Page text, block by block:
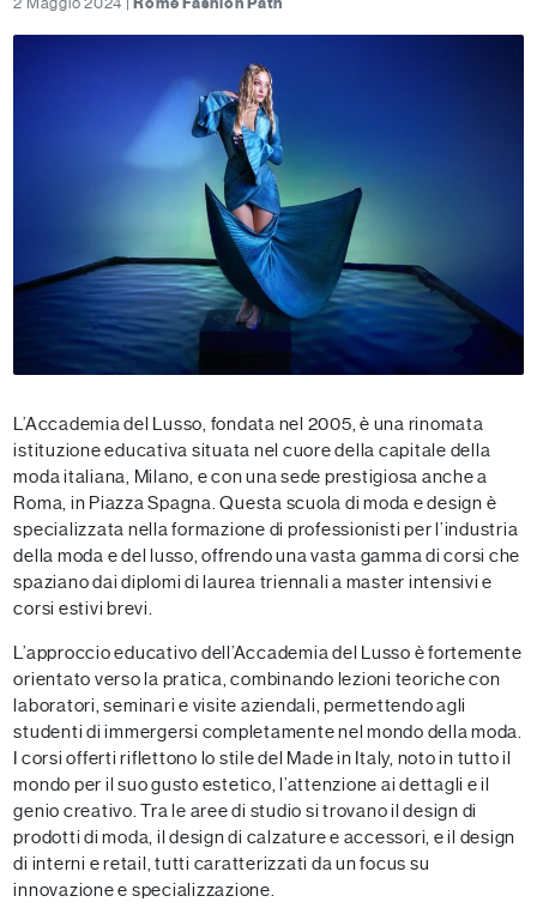
Rome Fashion Path
L’Accademia del Lusso, fondata nel 2005, è una rinomata
istituzione educativa situata nel cuore della capitale della
moda italiana, Milano, e con una sede prestigiosa anche a
Roma, in Piazza Spagna. Questa scuola di moda e design è
specializzata nella formazione di professionisti per l’industria
della moda e del lusso, offrendo una vasta gamma di corsi che
spaziano dai diplomi di laurea triennali a master intensivi e
corsi estivi brevi.
L’approccio educativo dell’Accademia del Lusso è fortemente
orientato verso la pratica, combinando lezioni teoriche con
laboratori, seminari e visite aziendali, permettendo agli
studenti di immergersi completamente nel mondo della moda.
I corsi offerti riflettono lo stile del Made in Italy, noto in tutto il
mondo per il suo gusto estetico, l’attenzione ai dettagli e il
genio creativo. Tra le aree di studio si trovano il design di
prodotti di moda, il design di calzature e accessori, e il design
di interni e retail, tutti caratterizzati da un focus su
innovazione e specializzazione.